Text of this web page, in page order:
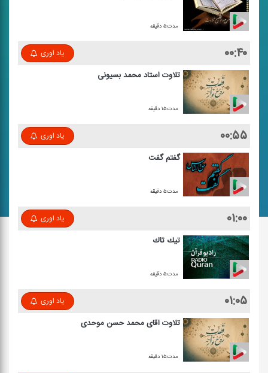
مدت:۵ دقیقه
۰۰:۴۰ یاد اوری
تلاوت استاد محمد بسیونی
مدت:۱۵ دقیقه
۰۰:۵۵ یاد اوری
گفتم گفت
مدت:۵ دقیقه
۰۱:۰۰ یاد اوری
تیك تاك
مدت:۵ دقیقه
۰۱:۰۵ یاد اوری
تلاوت آقای محمد حسن موحدی
مدت:۱۵ دقیقه